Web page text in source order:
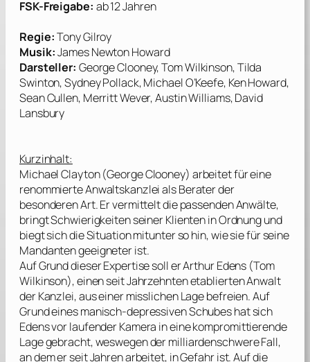
FSK-Freigabe: ab 12 Jahren
Regie:Tony Gilroy
Musik:James Newton Howard
Darsteller: George Clooney, Tom Wilkinson, Tilda
Swinton, Sydney Pollack, Michael O’Keefe, Ken Howard,
Sean Cullen, Merritt Wever, Austin Williams, David
Lansbury
Kurzinhalt:
Michael Clayton (George Clooney) arbeitet für eine
renommierte Anwaltskanzlei als Berater der
besonderen Art. Er vermittelt die passenden Anwälte,
bringt Schwierigkeiten seiner Klienten in Ordnung und
biegt sich die Situation mitunter so hin, wie sie für seine
Mandanten geeigneter ist.
Auf Grund dieser Expertise soll er Arthur Edens (Tom
Wilkinson), einen seit Jahrzehnten etablierten Anwalt
der Kanzlei, aus einer misslichen Lage befreien. Auf
Grund eines manisch-depressiven Schubes hat sich
Edens vor laufender Kamera in eine kompromittierende
Lage gebracht, weswegen der milliardenschwere Fall,
an dem er seit Jahren arbeitet, in Gefahr ist. Auf die